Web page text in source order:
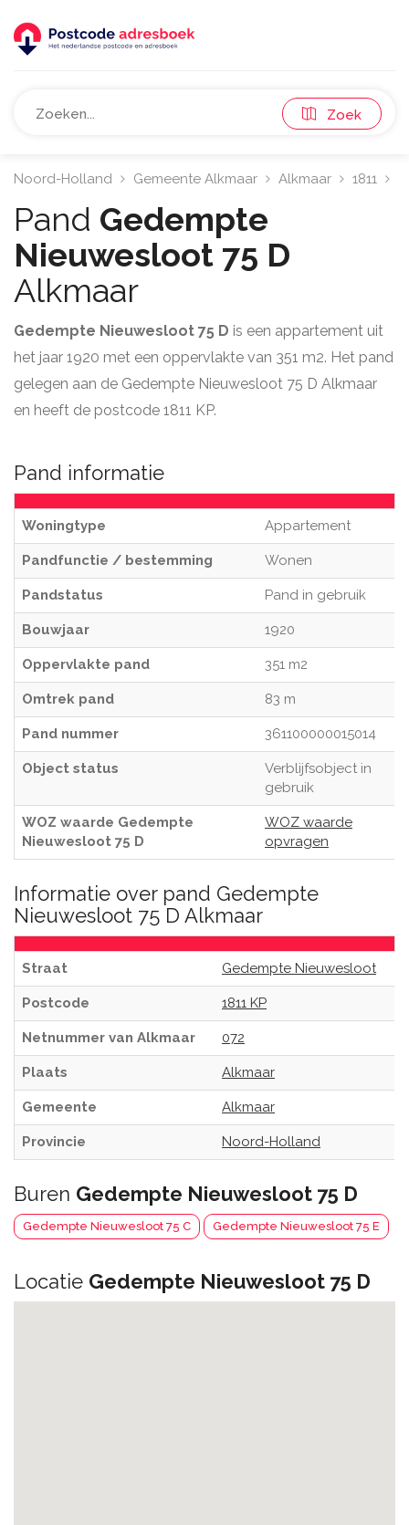
Zoek
Noord-Holland Gemeente Alkmaar Alkmaar 1811
Pand Gedempte
Nieuwesloot 75 D
Alkmaar
Gedempte Nieuwesloot 75 D is een appartement uit
het jaar 1920 met een oppervlakte van 351 m2. Het pand
gelegen aan de Gedempte Nieuwesloot 75 D Alkmaar
en heeft de postcode 1811 KP.
Pand informatie
Woningtype Appartement
Pandfunctie / bestemming Wonen
Pandstatus Pand in gebruik
Bouwjaar 1920
Oppervlakte pand 351 m2
Omtrek pand 83 m
Pand nummer 361100000015014
Object status
Verblijfsobject in
gebruik
WOZ waarde Gedempte
Nieuwesloot 75 D
WOZ waarde
opvragen
Informatie over pand Gedempte
Nieuwesloot 75 D Alkmaar
Straat Gedempte Nieuwesloot
Postcode 1811 KP
Netnummer van Alkmaar 072
Plaats Alkmaar
Gemeente Alkmaar
Provincie Noord-Holland
Buren Gedempte Nieuwesloot 75 D
Gedempte Nieuwesloot 75 C Gedempte Nieuwesloot 75 E
Locatie Gedempte Nieuwesloot 75 D